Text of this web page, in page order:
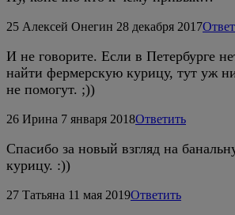
25 Алексей Онегин 28 декабря 2017
И не говорите. Если в Петербурге
найти фермерскую курицу, тут уж
не помогут. ;))
26 Ирина 7 января 2018Ответить
Спасибо за новый взгляд на
курицу. :))
27 Татьяна 11 мая 2019Ответить